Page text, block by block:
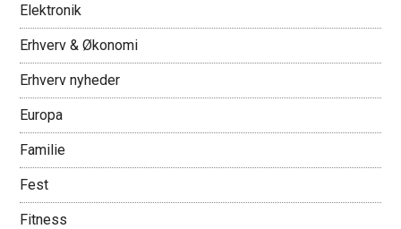
Elektronik
Erhverv & Økonomi
Erhverv nyheder
Europa
Familie
Fest
Fitness